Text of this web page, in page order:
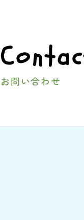
お問い合わせ